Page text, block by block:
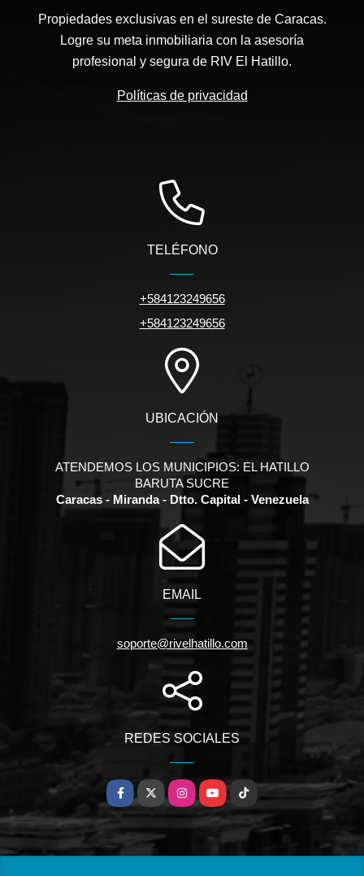
Propiedades exclusivas en el sureste de Caracas.
Logre su meta inmobiliaria con la asesoría
profesional y segura de RIV El Hatillo.
Políticas de privacidad
TELÉFONO
+584123249656
+584123249656
UBICACIÓN
ATENDEMOS LOS MUNICIPIOS: EL HATILLO
BARUTA SUCRE
Caracas - Miranda - Dtto. Capital - Venezuela
EMAIL
soporte@rivelhatillo.com
REDES SOCIALES
Facebook
X InstagramYouTubeTikTok